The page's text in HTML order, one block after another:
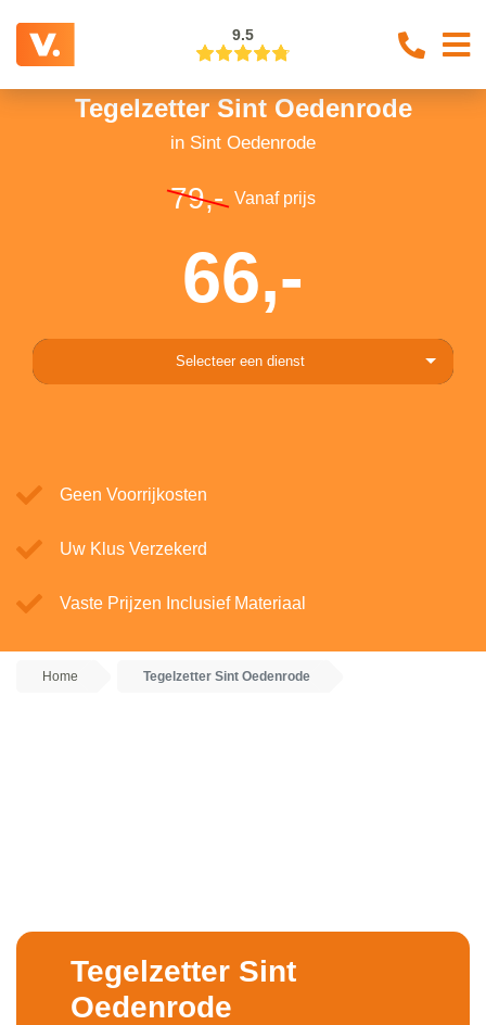
9.5
Tegelzetter Sint Oedenrode
in Sint Oedenrode
79,- Vanaf prijs
66,-
Selecteer een dienst
Geen Voorrijkosten
Uw Klus Verzekerd
Vaste Prijzen Inclusief Materiaal
Home Tegelzetter Sint Oedenrode
Tegelzetter Sint
Oedenrode